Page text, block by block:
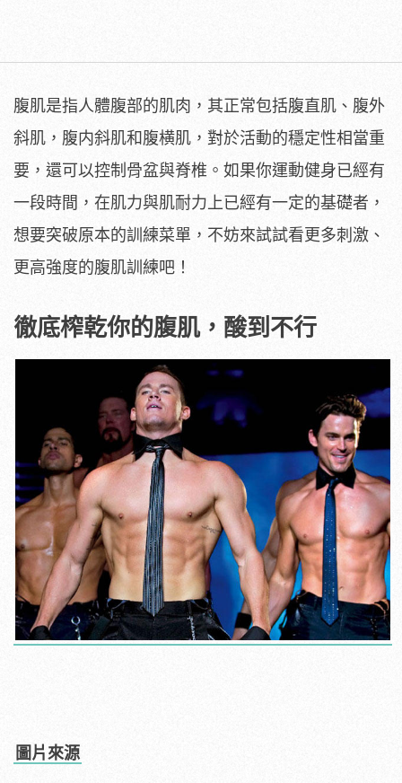
腹肌是指人體腹部的肌肉，其正常包括腹直肌、腹外
斜肌，腹内斜肌和腹横肌，對於活動的穩定性相當重
要，還可以控制骨盆與脊椎。如果你運動健身已經有
一段時間，在肌力與肌耐力上已經有一定的基礎者，
想要突破原本的訓練菜單，不妨來試試看更多刺激、
更高強度的腹肌訓練吧！
徹底榨乾你的腹肌，酸到不行
圖片來源